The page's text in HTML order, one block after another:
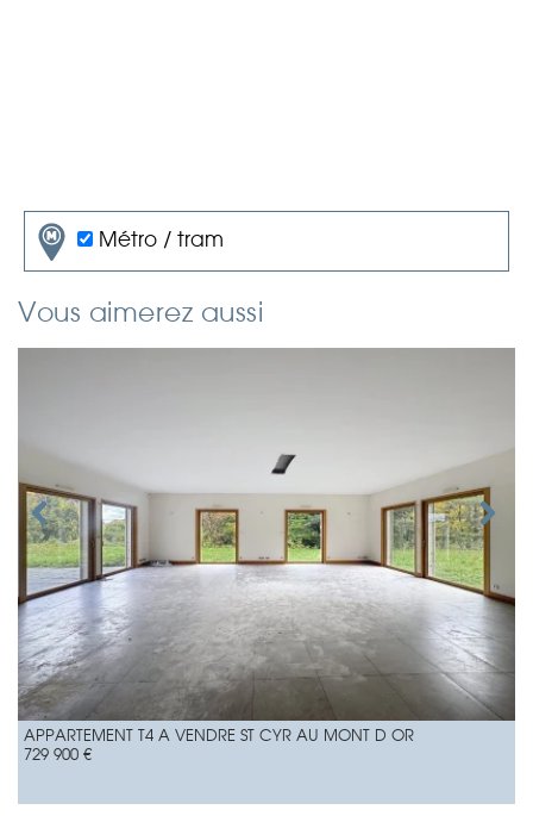
Métro / tram
Vous aimerez aussi
APPARTEMENT T4 A VENDRE ST CYR AU MONT D OR
729 900 €